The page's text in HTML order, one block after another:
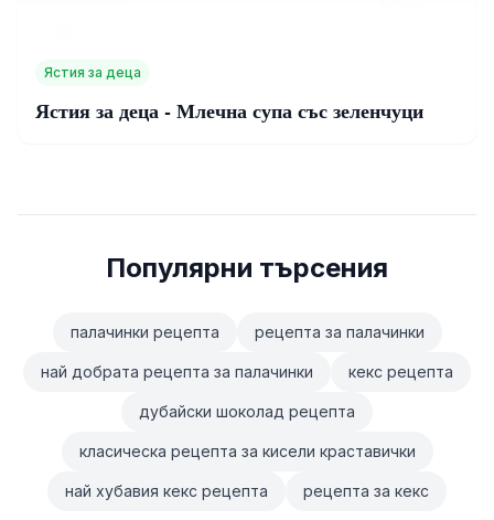
Ястия за деца
Ястия за деца - Млечна супа със зеленчуци
Популярни търсения
палачинки рецепта рецепта за палачинки
най добрата рецепта за палачинки кекс рецепта
дубайски шоколад рецепта
класическа рецепта за кисели краставички
най хубавия кекс рецепта рецепта за кекс